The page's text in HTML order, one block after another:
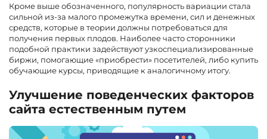
Кроме выше обозначенного, популярность вариации стала
сильной из-за малого промежутка времени, сил и денежных
средств, которые в теории должны потребоваться для
получения первых плодов. Наиболее часто сторонники
подобной практики задействуют узкоспециализированные
биржи, помогающие «приобрести» посетителей, либо купить
обучающие курсы, приводящие к аналогичному итогу.
Улучшение поведенческих факторов
сайта естественным путем